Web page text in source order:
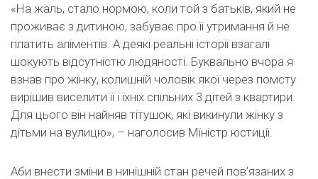
«На жаль, стало нормою, коли той з батьків, який не
проживає з дитиною, забуває про її утримання й не
платить аліментів. А деякі реальні історії взагалі
шокують відсутністю людяності. Буквально вчора я
взнав про жінку, колишній чоловік якої через помсту
вирішив виселити її і їхніх спільних 3 дітей з квартири.
Для цього він найняв тітушок, які викинули жінку з
дітьми на вулицю», – наголосив Міністр юстиції.
Аби внести зміни в нинішній стан речей пов’язаних з